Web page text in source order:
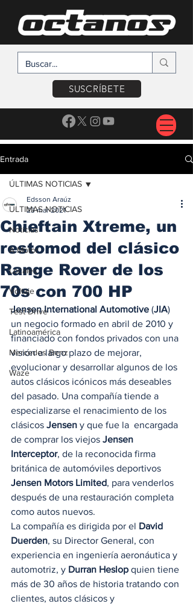
SUSCRÍBETE
Entrada
ÚLTIMAS NOTICIAS
Noticias
A Motor
Locales
Voltaje
Test Drive
Latinoamérica
Mercedes Benz
Waze
ÚLTIMAS NOTICIAS
Chieftain Xtreme, un
restomod del clásico
Range Rover de los
70s con 700 HP
Edsson Araúz
23 mar 2021
Jensen International Automotive (JIA)
un negocio formado en abril de 2010 y
financiado con fondos privados con una
visión a largo plazo de mejorar,
evolucionar y desarrollar algunos de los
autos clásicos icónicos más deseables
del pasado. Una compañía tiende a
especializarse el renacimiento de los
clásicos Jensen y que fue la  encargada
de comprar los viejos Jensen
Interceptor, de la reconocida firma
británica de automóviles deportivos
Jensen Motors Limited, para venderlos
después de una restauración completa
como autos nuevos.
La compañía es dirigida por el David
Duerden, su Director General, con
experiencia en ingeniería aeronáutica y
automotriz, y Durran Heslop quien tiene
más de 30 años de historia tratando con
clientes, autos clásicos y